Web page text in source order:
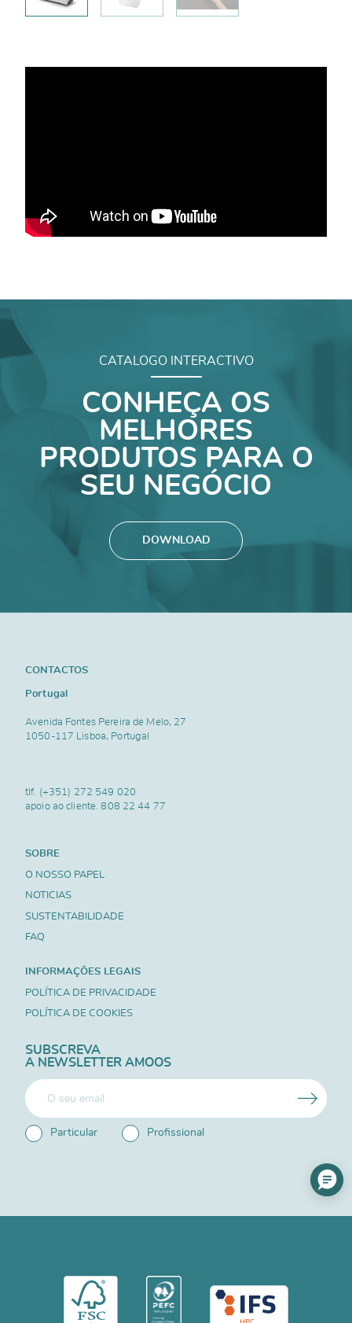
CATALOGO INTERACTIVO
CONHEÇA OS
MELHORES
PRODUTOS PARA O
SEU NEGÓCIO
DOWNLOAD
CONTACTOS
Portugal
Avenida Fontes Pereira de Melo, 27
1050-117 Lisboa, Portugal
tlf. (+351) 272 549 020
apoio ao cliente.808 22 44 77
SOBRE
O NOSSO PAPEL
NOTICIAS
SUSTENTABILIDADE
FAQ
INFORMAÇÕES LEGAIS
POLÍTICA DE PRIVACIDADE
POLÍTICA DE COOKIES
SUBSCREVA
A NEWSLETTER AMOOS
Particular Profissional